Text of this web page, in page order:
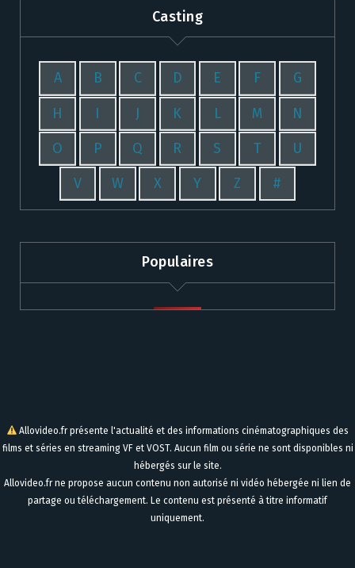
Casting
A B C D E F G
H I J K L M N
O P Q R S T U
V W X Y Z #
Populaires
Allovideo.fr présente l'actualité et des informations cinématographiques des
films et séries en streaming VF et VOST. Aucun film ou série ne sont disponibles ni
hébergés sur le site.
Allovideo.fr ne propose aucun contenu non autorisé ni vidéo hébergée ni lien de
partage ou téléchargement. Le contenu est présenté à titre informatif
uniquement.